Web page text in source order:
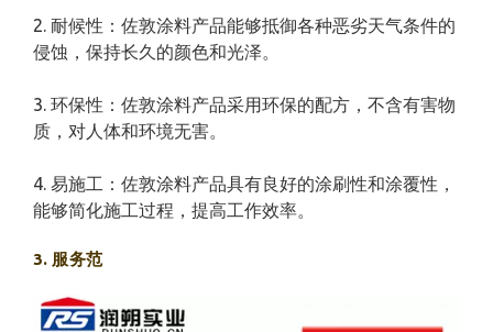
2. 耐候性：佐敦涂料产品能够抵御各种恶劣天气条件的
侵蚀，保持长久的颜色和光泽。
3. 环保性：佐敦涂料产品采用环保的配方，不含有害物
质，对人体和环境无害。
4. 易施工：佐敦涂料产品具有良好的涂刷性和涂覆性，
能够简化施工过程，提高工作效率。
3. 服务范